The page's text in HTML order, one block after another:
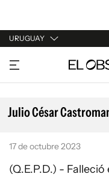
URUGUAY
URUGUAY
ARGENTINA
ESPAÑA
Julio César
17 de octubre 2023
(Q.E.P.D.) -